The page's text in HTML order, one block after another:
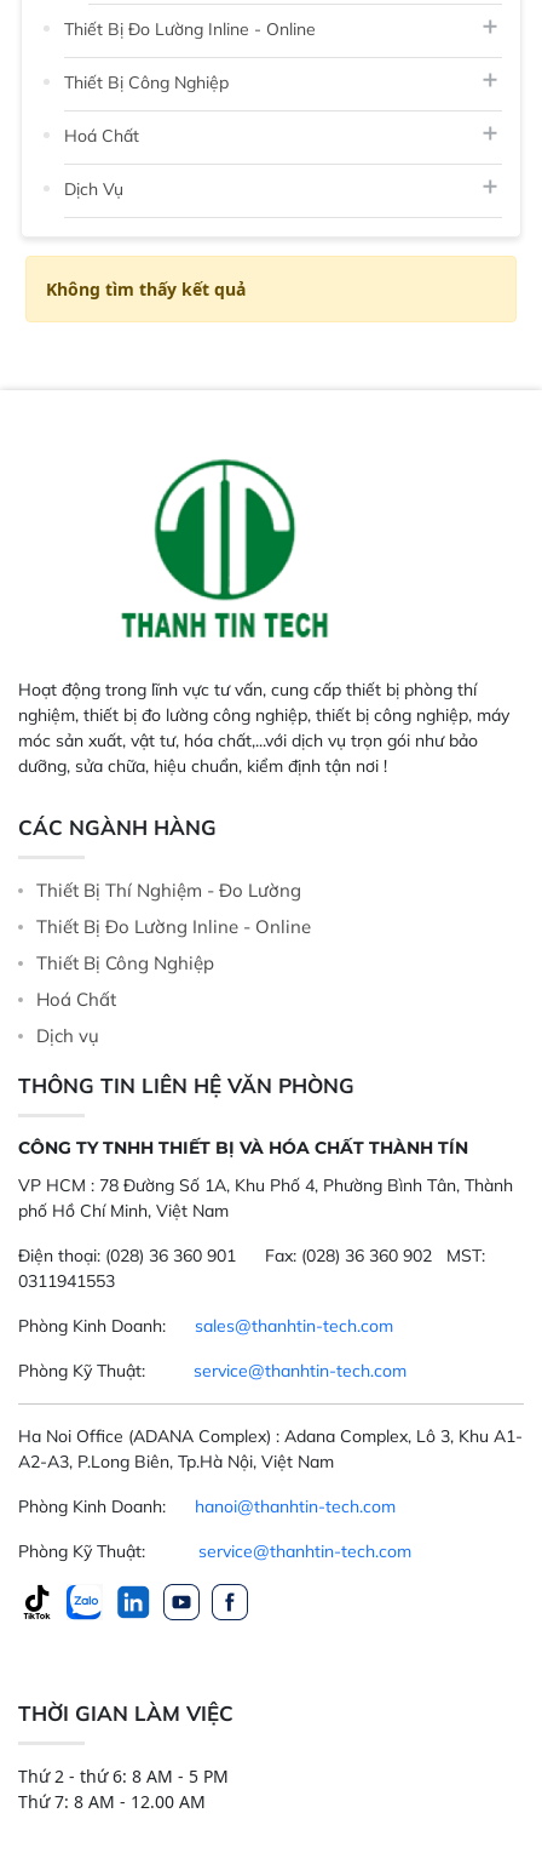
Thiết Bị Đo Lường Inline - Online
Thiết Bị Công Nghiệp
Hoá Chất
Dịch Vụ
Không tìm thấy kết quả
Hoạt động trong lĩnh vực tư vấn, cung cấp thiết bị phòng thí
nghiệm, thiết bị đo lường công nghiệp, thiết bị công nghiệp, máy
móc sản xuất, vật tư, hóa chất,...với dịch vụ trọn gói như bảo
dưỡng, sửa chữa, hiệu chuẩn, kiểm định tận nơi !
CÁC NGÀNH HÀNG
Thiết Bị Thí Nghiệm - Đo Lường
Thiết Bị Đo Lường Inline - Online
Thiết Bị Công Nghiệp
Hoá Chất
Dịch vụ
THÔNG TIN LIÊN HỆ VĂN PHÒNG
CÔNG TY TNHH THIẾT BỊ VÀ HÓA CHẤT THÀNH TÍN
VP HCM : 78 Đường Số 1A, Khu Phố 4, Phường Bình Tân, Thành
phố Hồ Chí Minh, Việt Nam
Điện thoại: (028) 36 360 901 Fax: (028) 36 360 902 MST:
0311941553
Phòng Kinh Doanh: sales@thanhtin-tech.com
Phòng Kỹ Thuật: service@thanhtin-tech.com
Ha Noi Office (ADANA Complex) : Adana Complex, Lô 3, Khu A1-
A2-A3, P.Long Biên, Tp.Hà Nội, Việt Nam
Phòng Kinh Doanh: hanoi@thanhtin-tech.com
Phòng Kỹ Thuật: service@thanhtin-tech.com
THỜI GIAN LÀM VIỆC
Thứ 2 - thứ 6: 8 AM - 5 PM
Thứ 7: 8 AM - 12.00 AM